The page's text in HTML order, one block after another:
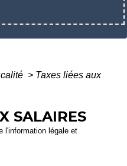
> Taxes liées aux
SALAIRES
l'information légale et